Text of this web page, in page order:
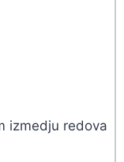
izmedju redova